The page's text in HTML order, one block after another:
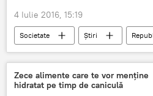
4 Iulie 2016, 15:19
Societate Știri
Moldova
SIS jihadist
împuşcături
Zece alimente care te vor menține
hidratat pe timp de caniculă